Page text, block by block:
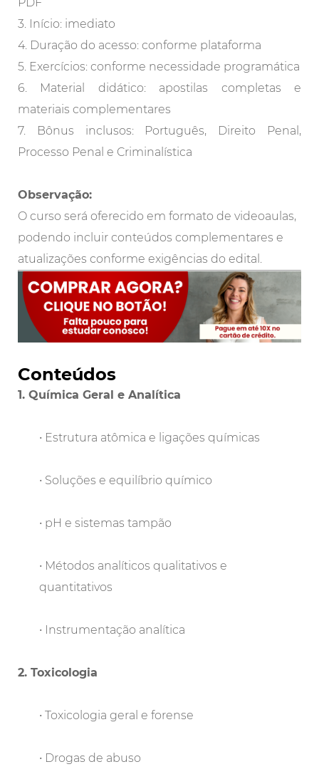
3. Início: imediato
4. Duração do acesso: conforme plataforma
5. Exercícios: conforme necessidade programática
6. Material didático: apostilas completas e
materiais complementares
7. Bônus inclusos: Português, Direito Penal,
Processo Penal e Criminalística
Observação:
O curso será oferecido em formato de videoaulas,
podendo incluir conteúdos complementares e
atualizações conforme exigências do edital.
Conteúdos
1. Química Geral e Analítica
• Estrutura atômica e ligações químicas
• Soluções e equilíbrio químico
• pH e sistemas tampão
• Métodos analíticos qualitativos e
quantitativos
• Instrumentação analítica
2. Toxicologia
• Toxicologia geral e forense
• Drogas de abuso